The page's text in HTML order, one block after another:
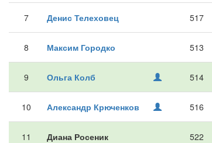
7 Денис Телеховец 517
8 Максим Городко 513
9 Ольга Колб 514
10 Александр Крюченков 516
11 Диана Росеник 522